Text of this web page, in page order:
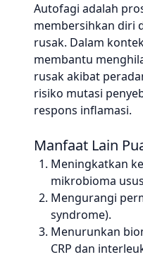
Autofagi adalah
membersihkan diri
rusak. Dalam
membantu
rusak akibat
risiko mutasi
respons inflamasi.
Manfaat Lain
Meningkatkan
mikrobioma
Mengurangi
syndrome).
Menurunkan
CRP dan